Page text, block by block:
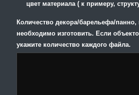
цвет материала ( к примеру,
Количество декора/барельефа/панно,
необходимо изготовить. Если
укажите количество каждого файла.